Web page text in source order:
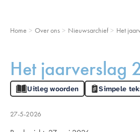
Home Over ons Nieuwsarchief Het
Het jaarverslag
Uitleg woorden Simpele
27-5-2026